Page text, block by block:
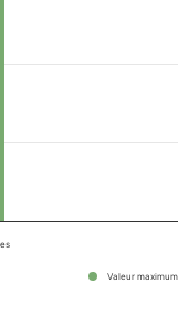
Valeur maximum